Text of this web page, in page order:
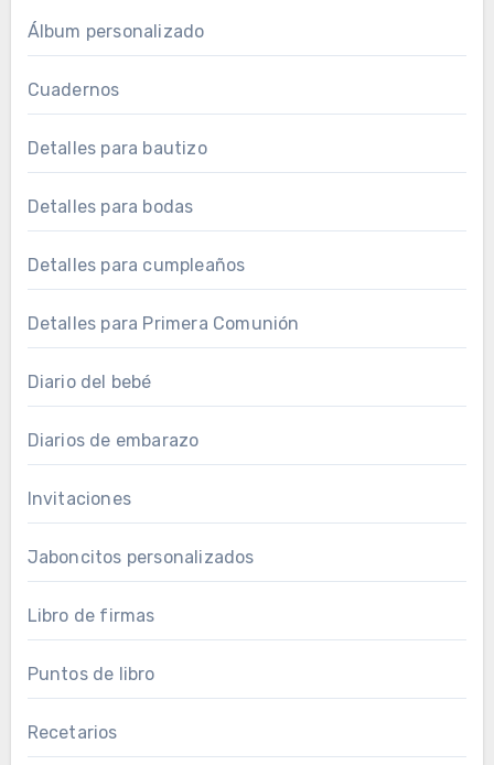
Álbum personalizado
Cuadernos
Detalles para bautizo
Detalles para bodas
Detalles para cumpleaños
Detalles para Primera Comunión
Diario del bebé
Diarios de embarazo
Invitaciones
Jaboncitos personalizados
Libro de firmas
Puntos de libro
Recetarios